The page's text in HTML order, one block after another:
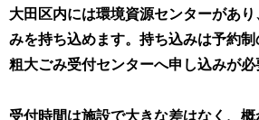
大田区内には環境資源センターがあ
みを持ち込めます。持ち込みは予約
粗大ごみ受付センターへ申し込みが必
受付時間は施設で大きな差はなく、